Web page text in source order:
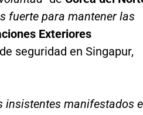
fuerte para mantener las
Exteriores
seguridad en Singapur,
insistentes manifestados